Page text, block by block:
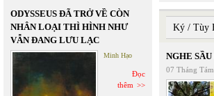
ODYSSEUS ĐÃ TRỞ VỀ CÒN
NHÂN LOẠI THÌ HÌNH NHƯ
VẪN ĐANG LƯU LẠC
Minh Hạo
Đọc
thêm
Ký / Tùy
NGHE
07 Tháng